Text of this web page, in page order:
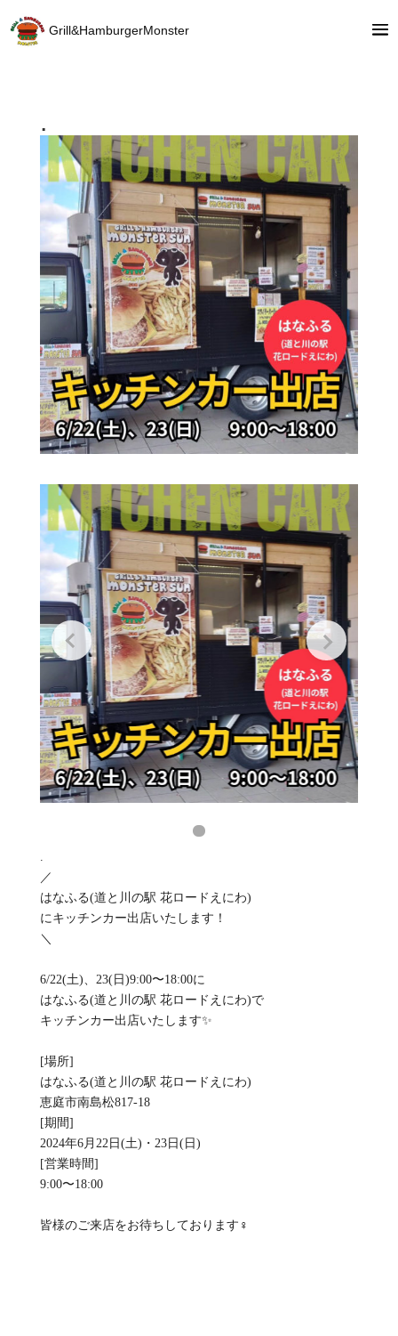
Grill&HamburgerMonster
.
.
／
はなふる(道と川の駅 花ロードえにわ)
にキッチンカー出店いたします！
＼
6/22(土)、23(日)9:00〜18:00に
はなふる(道と川の駅 花ロードえにわ)で
キッチンカー出店いたします✨
[場所]
はなふる(道と川の駅 花ロードえにわ)
恵庭市南島松817-18
[期間]
2024年6月22日(土)・23日(日)
[営業時間]
9:00〜18:00
皆様のご来店をお待ちしております‍♀️